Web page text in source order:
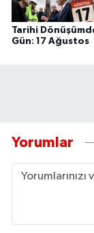
Tarihi
Gün: 17 Ağustos
Yorumlar